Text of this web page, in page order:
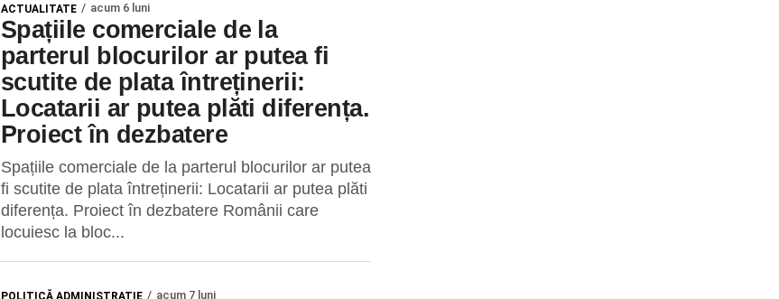
ACTUALITATE acum 6 luni
Spațiile comerciale de la
parterul blocurilor ar putea fi
scutite de plata întreținerii:
Locatarii ar putea plăti diferența.
Proiect în dezbatere
Spațiile comerciale de la parterul blocurilor ar putea
fi scutite de plata întreținerii: Locatarii ar putea plăti
diferența. Proiect în dezbatere Românii care
locuiesc la bloc...
POLITICĂ ADMINISTRAȚIE acum 7 luni